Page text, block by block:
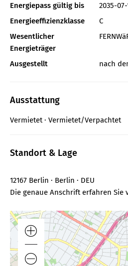
Energiepass gültig bis
2035-07-
Energieeffizienzklasse
C
Wesentlicher
Energieträger
Ausgestellt nach
Ausstattung
Vermietet Vermietet/Verpachtet
Standort & Lage
12167 Berlin · Berlin · DEU
Die genaue Anschrift erfahren Sie